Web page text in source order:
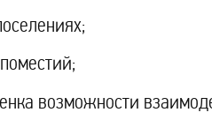
возможности